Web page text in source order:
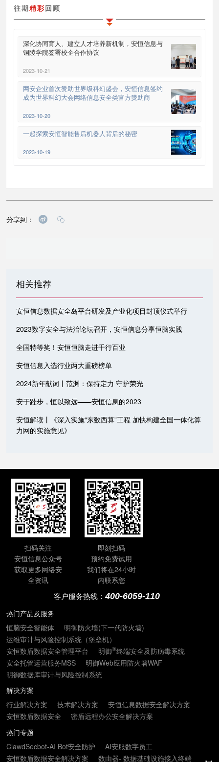
往期精彩回顾
深化协同育人、建立人才培养新机制，安恒信息与
铜陵学院签署校企合作协议
2023-10-21
网安企业首次赞助世界级科幻盛会，安恒信息签约
成为世界科幻大会网络信息安全类官方赞助商
2023-10-20
一起探索安恒智能售后机器人背后的秘密
2023-10-19
分享到：
相关推荐
安恒信息数据安全岛平台研发及产业化项目封顶仪式举行
2023数字安全与法治论坛召开，安恒信息分享恒脑实践
全国特等奖！安恒恒脑走进千行百业
安恒信息入选行业两大重磅榜单
2024新年献词丨范渊：保持定力 守护荣光
安于跬步，恒以致远——安恒信息的2023
安恒解读丨《深入实施“东数西算”工程 加快构建全国一体化算
力网的实施意见》
扫码关注
安恒信息公众号
获取更多网络安
全资讯
即刻扫码
预约免费试用
我们将在24小时
内联系您
客户服务热线：400-6059-110
热门产品及服务
恒脑安全智能体
明御防火墙(下一代防火墙)
运维审计与风险控制系统（堡垒机）
安恒数盾数据安全管理平台
明御®终端安全及防病毒系统
安全托管运营服务MSS
明御Web应用防火墙WAF
明御数据库审计与风险控制系统
解决方案
行业解决方案
技术解决方案
安恒信息数据安全解决方案
安恒数盾数据安全
密盾远程办公安全解决方案
热门专题
ClawdSecbot-AI Bot安全防护
AI安服数字员工
安恒数盾数据安全解决方案
数由器- 数据基础设施接入终端